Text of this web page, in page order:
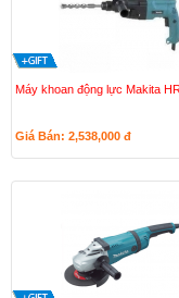
Máy khoan động lực Makita
Giá Bán: 2,538,000 đ